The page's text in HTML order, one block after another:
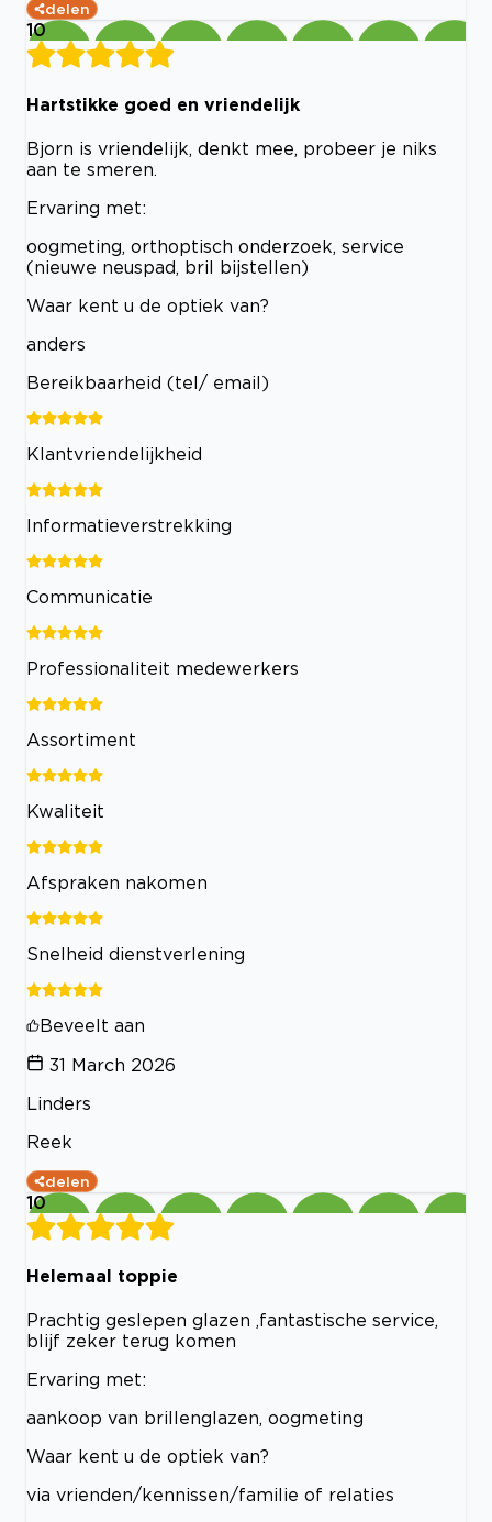
delen
10
Hartstikke goed en vriendelijk
Bjorn is vriendelijk, denkt mee, probeer je niks
aan te smeren.
Ervaring met:
oogmeting, orthoptisch onderzoek, service
(nieuwe neuspad, bril bijstellen)
Waar kent u de optiek van?
anders
Bereikbaarheid (tel/ email)
Klantvriendelijkheid
Informatieverstrekking
Communicatie
Professionaliteit medewerkers
Assortiment
Kwaliteit
Afspraken nakomen
Snelheid dienstverlening
Beveelt aan
31 March 2026
Linders
Reek
delen
10
Helemaal toppie
Prachtig geslepen glazen ,fantastische service,
blijf zeker terug komen
Ervaring met:
aankoop van brillenglazen, oogmeting
Waar kent u de optiek van?
via vrienden/kennissen/familie of relaties